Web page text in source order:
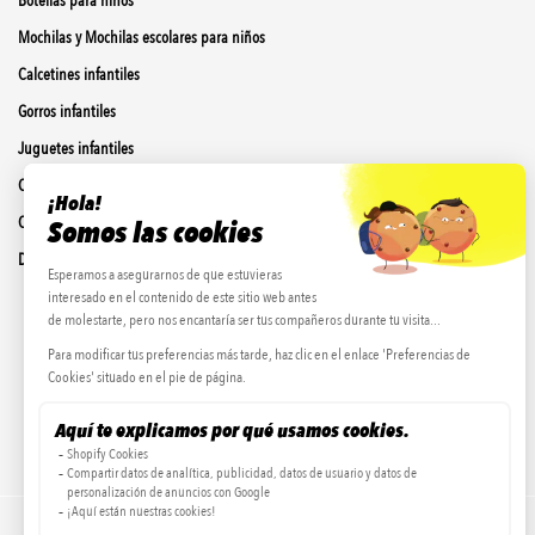
Mochilas y Mochilas escolares para niños
Calcetines infantiles
Gorros infantiles
Juguetes infantiles
Colección Invierno
Colección Lluvia
Dúos padres-hijos